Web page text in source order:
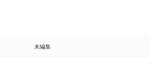
未編集